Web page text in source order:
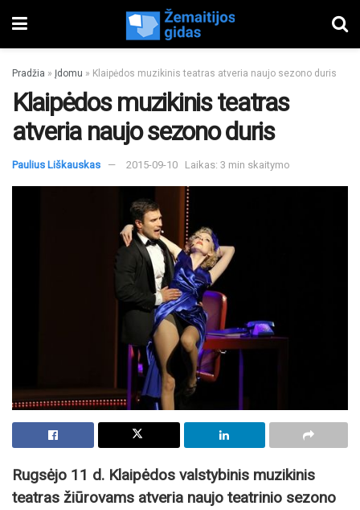
Pradžia » Įdomu » Klaipėdos muzikinis teatras atveria naujo sezono duris
Klaipėdos muzikinis teatras
atveria naujo sezono duris
Paulius Liškauskas 2015-09-10 Laikas: 3 min skaitymo
Rugsėjo 11 d. Klaipėdos valstybinis muzikinis
teatras žiūrovams atveria naujo teatrinio sezono